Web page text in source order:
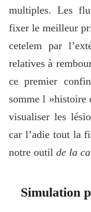
multiples. Les
fixer le meilleur
cetelem par
relatives à
ce premier
somme l »histoire
visualiser les
car l’adie tout la
notre outil de la
Simulation